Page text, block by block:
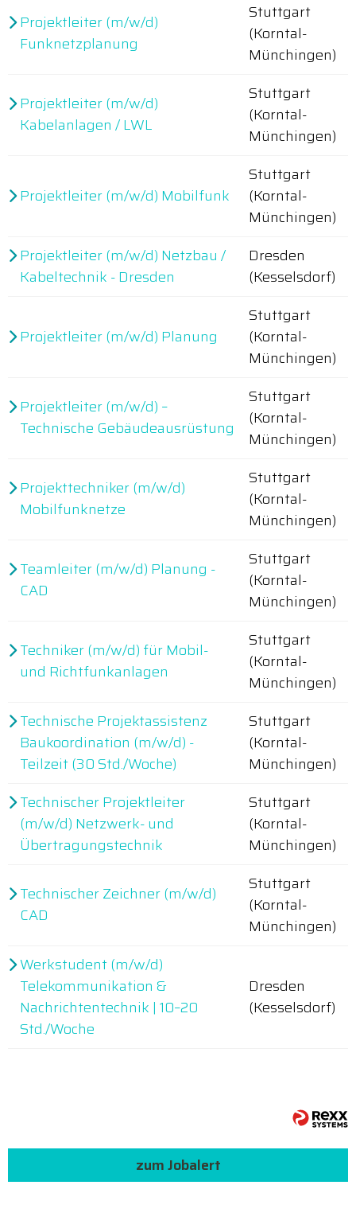
Projektleiter (m/w/d)
Funknetzplanung
Stuttgart
(Korntal-
Münchingen)
Projektleiter (m/w/d)
Kabelanlagen / LWL
Stuttgart
(Korntal-
Münchingen)
Projektleiter (m/w/d) Mobilfunk
Stuttgart
(Korntal-
Münchingen)
Projektleiter (m/w/d) Netzbau /
Kabeltechnik - Dresden
Dresden
(Kesselsdorf)
Projektleiter (m/w/d) Planung
Stuttgart
(Korntal-
Münchingen)
Projektleiter (m/w/d) –
Technische Gebäudeausrüstung
Stuttgart
(Korntal-
Münchingen)
Projekttechniker (m/w/d)
Mobilfunknetze
Stuttgart
(Korntal-
Münchingen)
Teamleiter (m/w/d) Planung -
CAD
Stuttgart
(Korntal-
Münchingen)
Techniker (m/w/d) für Mobil-
und Richtfunkanlagen
Stuttgart
(Korntal-
Münchingen)
Technische Projektassistenz
Baukoordination (m/w/d) -
Teilzeit (30 Std./Woche)
Stuttgart
(Korntal-
Münchingen)
Technischer Projektleiter
(m/w/d) Netzwerk- und
Übertragungstechnik
Stuttgart
(Korntal-
Münchingen)
Technischer Zeichner (m/w/d)
CAD
Stuttgart
(Korntal-
Münchingen)
Werkstudent (m/w/d)
Telekommunikation &
Nachrichtentechnik | 10–20
Std./Woche
Dresden
(Kesselsdorf)
zum Jobalert